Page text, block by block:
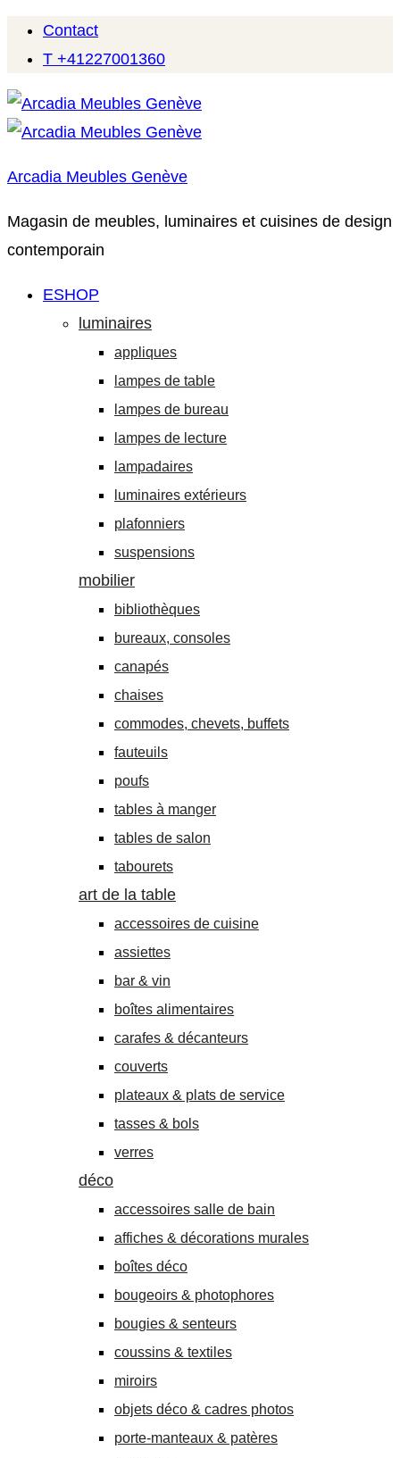
Contact
T +41227001360
Arcadia Meubles Genève
Magasin de meubles, luminaires et cuisines de design
contemporain
ESHOP
luminaires
appliques
lampes de table
lampes de bureau
lampes de lecture
lampadaires
luminaires extérieurs
plafonniers
suspensions
mobilier
bibliothèques
bureaux, consoles
canapés
chaises
commodes, chevets, buffets
fauteuils
poufs
tables à manger
tables de salon
tabourets
art de la table
accessoires de cuisine
assiettes
bar & vin
boîtes alimentaires
carafes & décanteurs
couverts
plateaux & plats de service
tasses & bols
verres
déco
accessoires salle de bain
affiches & décorations murales
boîtes déco
bougeoirs & photophores
bougies & senteurs
coussins & textiles
miroirs
objets déco & cadres photos
porte-manteaux & patères